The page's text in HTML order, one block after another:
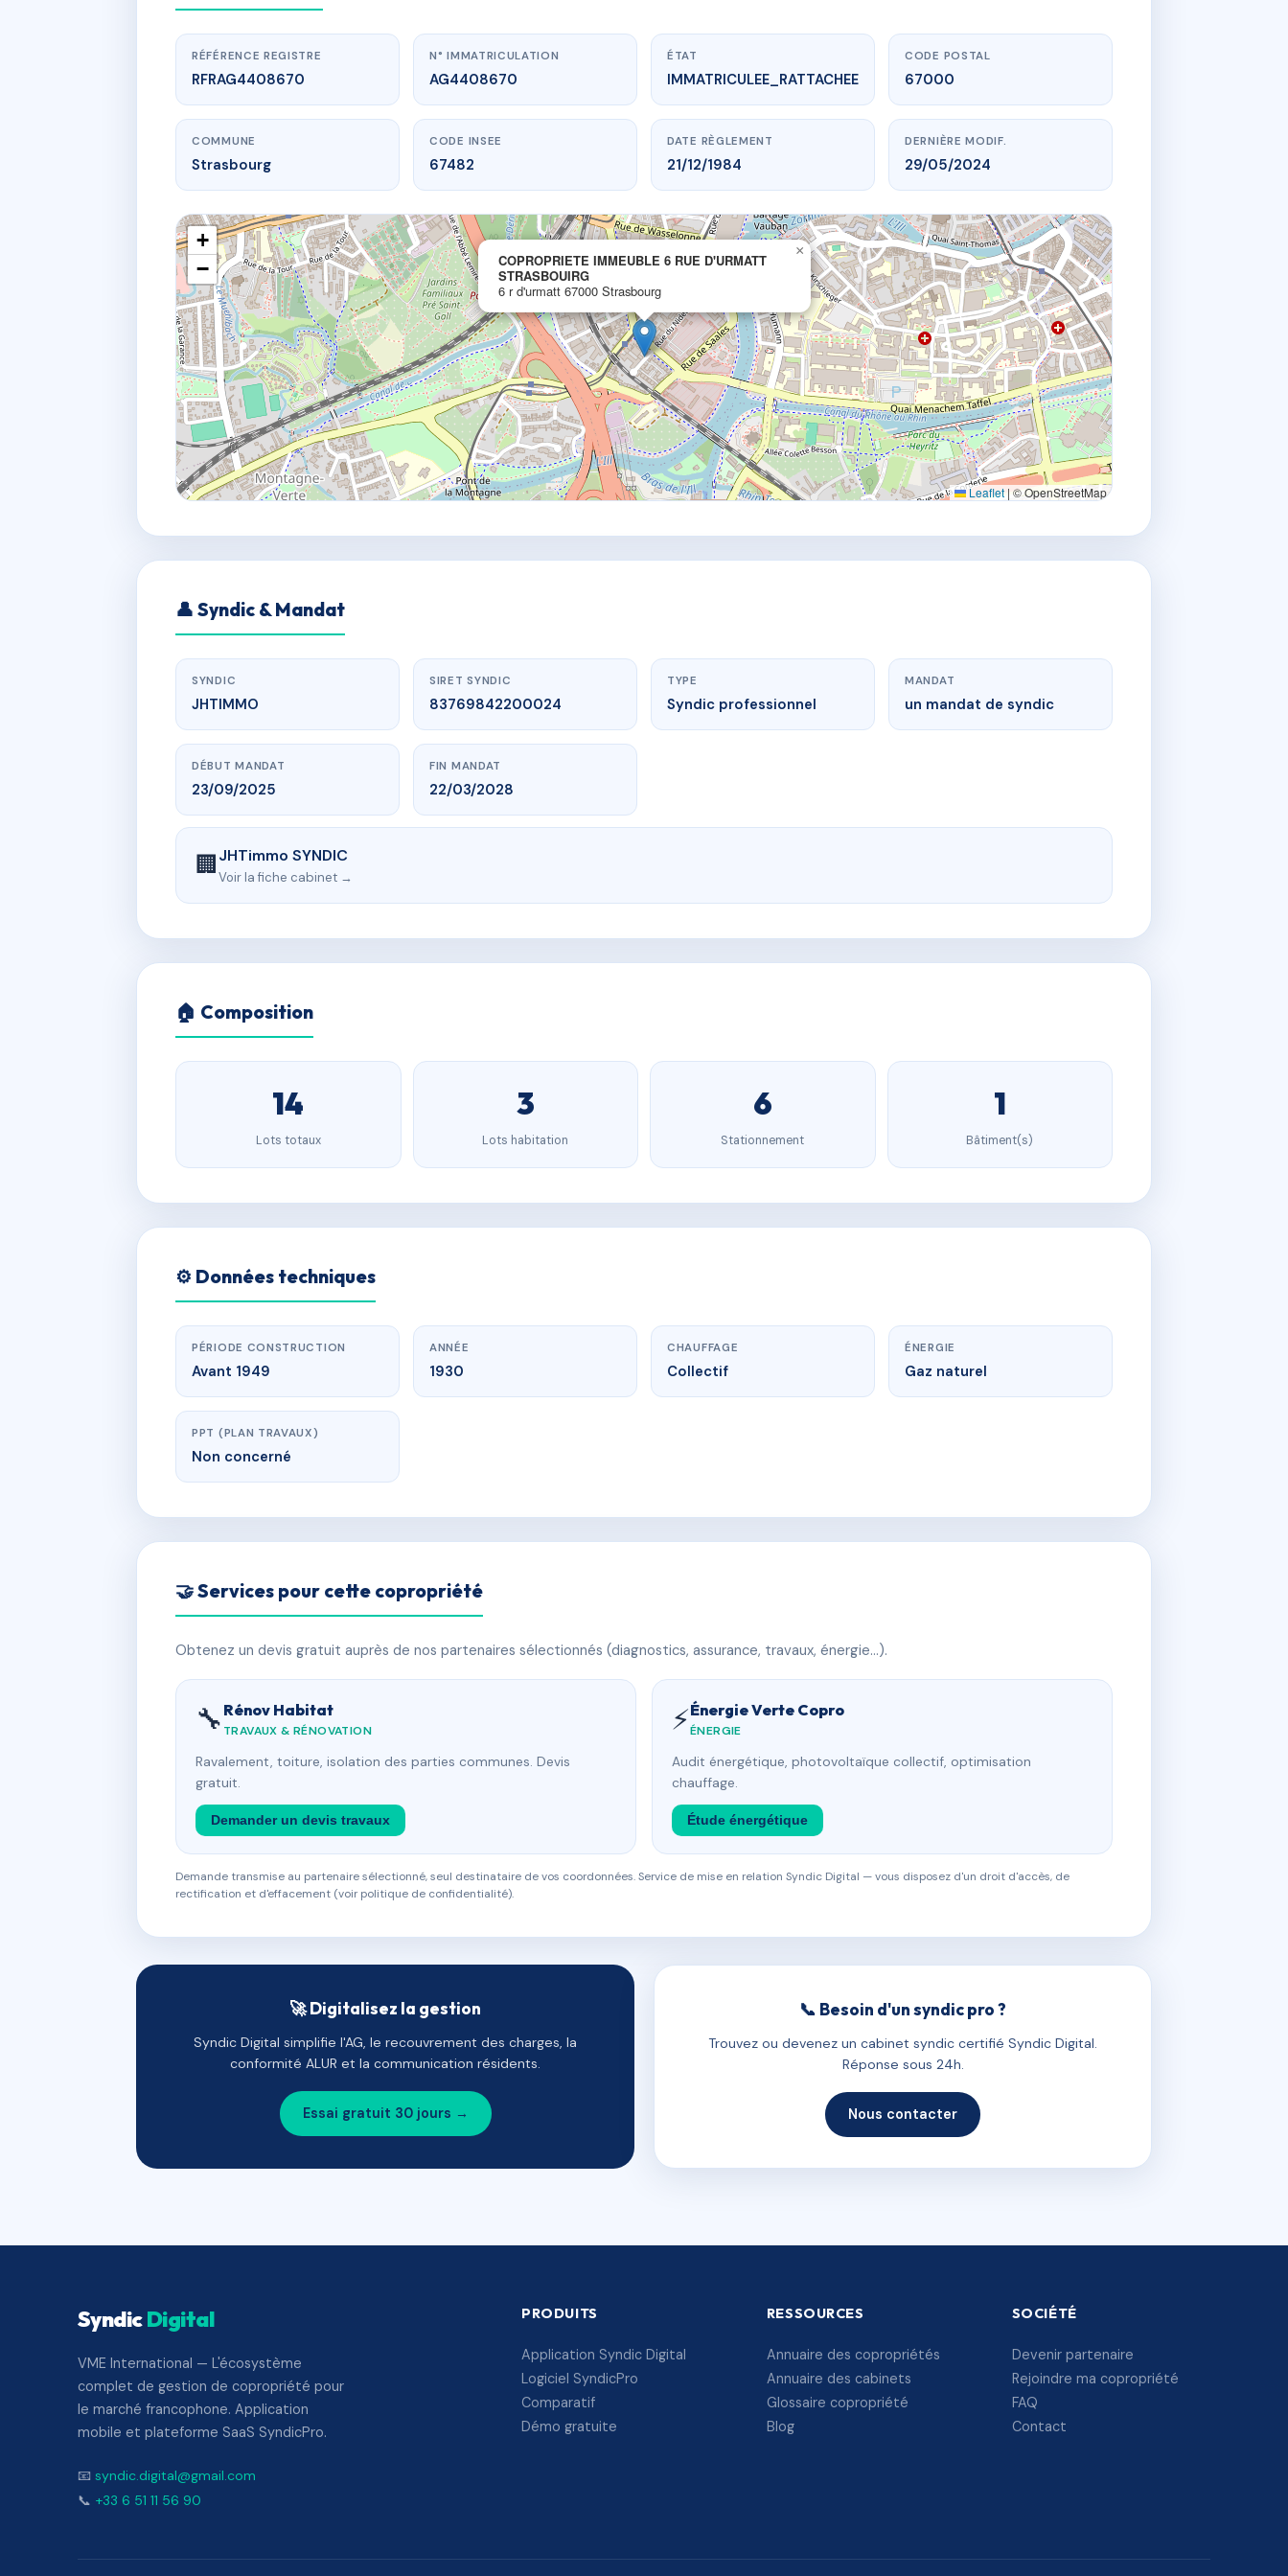
www.vme.plus/AG4408670
COPROPRIETE IMMEUBLE 6 RUE D'URMATT STRASBOUIRG
6 r d'urmatt67000 Strasbourg
RÉFÉRENCE REGISTRE
RFRAG4408670
N° IMMATRICULATION
AG4408670
ÉTAT
IMMATRICULEE_RATTACHEE
CODE POSTAL
67000
COMMUNE
Strasbourg
CODE INSEE
67482
DATE RÈGLEMENT
21/12/1984
DERNIÈRE MODIF.
29/05/2024
COPROPRIETE IMMEUBLE 6 RUE D'URMATT
STRASBOUIRG
6 r d'urmatt 67000 Strasbourg
×
+
−
Leaflet | © OpenStreetMap
👤 Syndic & Mandat
SYNDIC
JHTIMMO
SIRET SYNDIC
83769842200024
TYPE
Syndic professionnel
MANDAT
un mandat de syndic
DÉBUT MANDAT
23/09/2025
FIN MANDAT
22/03/2028
🏢JHTimmo SYNDIC
Voir la fiche cabinet →
🏠 Composition
14
Lots totaux
3
Lots habitation
6
Stationnement
1
Bâtiment(s)
⚙️ Données techniques
PÉRIODE CONSTRUCTION
Avant 1949
ANNÉE
1930
CHAUFFAGE
Collectif
ÉNERGIE
Gaz naturel
PPT (PLAN TRAVAUX)
Non concerné
🤝 Services pour cette copropriété
Obtenez un devis gratuit auprès de nos partenaires sélectionnés (diagnostics, assurance, travaux, énergie…).
🔧 Rénov Habitat
TRAVAUX & RÉNOVATION
Ravalement, toiture, isolation des parties communes. Devis
gratuit.
Demander un devis travaux
⚡Énergie Verte Copro
ÉNERGIE
Audit énergétique, photovoltaïque collectif, optimisation
chauffage.
Étude énergétique
Demande transmise au partenaire sélectionné, seul destinataire de vos coordonnées. Service de mise en relation Syndic Digital — vous disposez d'un droit d'accès, de
rectification et d'effacement (voir politique de confidentialité).
🚀 Digitalisez la gestion
Syndic Digital simplifie l'AG, le recouvrement des charges, la
conformité ALUR et la communication résidents.
Essai gratuit 30 jours →
📞 Besoin d'un syndic pro ?
Trouvez ou devenez un cabinet syndic certifié Syndic Digital.
Réponse sous 24h.
Nous contacter
SyndicDigital
VME International — L'écosystème
complet de gestion de copropriété pour
le marché francophone. Application
mobile et plateforme SaaS SyndicPro.
📧 syndic.digital@gmail.com
📞 +33 6 51 11 56 90
PRODUITS
Application Syndic Digital
Logiciel SyndicPro
Comparatif
Démo gratuite
RESSOURCES
Annuaire des copropriétés
Annuaire des cabinets
Glossaire copropriété
Blog
SOCIÉTÉ
Devenir partenaire
Rejoindre ma copropriété
FAQ
Contact